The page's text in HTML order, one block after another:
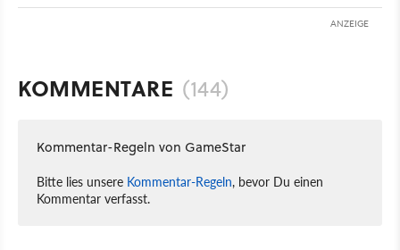
ANZEIGE
KOMMENTARE (144)
Kommentar-Regeln von GameStar
Bitte lies unsere Kommentar-Regeln, bevor Du einen
Kommentar verfasst.